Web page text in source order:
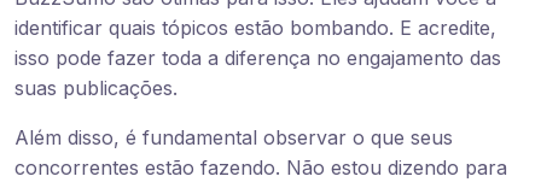
identificar quais tópicos estão bombando. E acredite,
isso pode fazer toda a diferença no engajamento das
suas publicações.
Além disso, é fundamental observar o que seus
concorrentes estão fazendo. Não estou dizendo para